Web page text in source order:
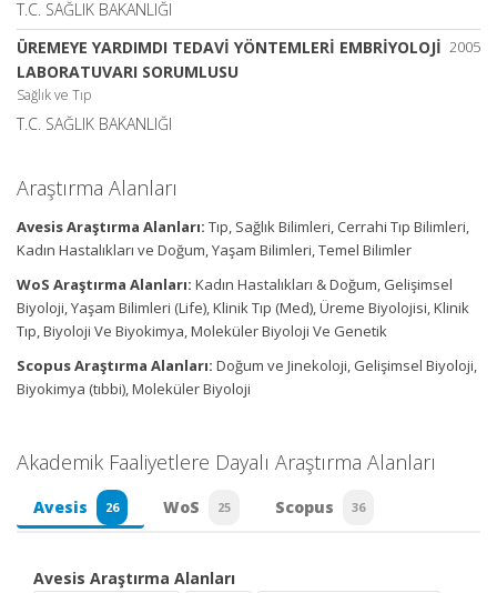
T.C. SAĞLIK BAKANLIĞI
2005
ÜREMEYE YARDIMDI TEDAVİ YÖNTEMLERİ EMBRİYOLOJİ
LABORATUVARI SORUMLUSU
Sağlık ve Tıp
T.C. SAĞLIK BAKANLIĞI
Araştırma Alanları
Avesis Araştırma Alanları: Tıp, Sağlık Bilimleri, Cerrahi Tıp Bilimleri,
Kadın Hastalıkları ve Doğum, Yaşam Bilimleri, Temel Bilimler
WoS Araştırma Alanları: Kadın Hastalıkları & Doğum, Gelişimsel
Biyoloji, Yaşam Bilimleri (Life), Klinik Tıp (Med), Üreme Biyolojisi, Klinik
Tıp, Biyoloji Ve Biyokimya, Moleküler Biyoloji Ve Genetik
Scopus Araştırma Alanları: Doğum ve Jinekoloji, Gelişimsel Biyoloji,
Biyokimya (tıbbi), Moleküler Biyoloji
Akademik Faaliyetlere Dayalı Araştırma Alanları
Avesis 26 WoS 25 Scopus 36
Avesis Araştırma Alanları